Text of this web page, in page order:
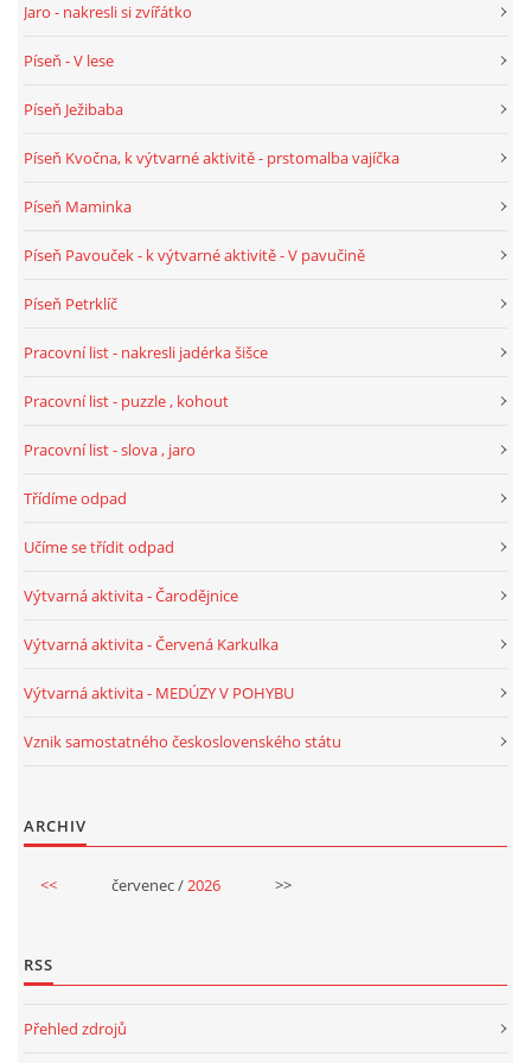
HÁDANKY K TÉMATU JARO, LÉTO, PODZIM,ZIMA
BÁSNĚ K TÉMATU JARO
PÍSNĚ K TÉMATU LÉTO
POHYBOVÉ AKTIVITY NA TÉMA LÉTO
BÁSNĚ K TÉMATU PODZIM
Jaro - nakresli si zvířátko
Píseň - V lese
Píseň Ježibaba
Píseň Kvočna, k výtvarné aktivitě - prstomalba vajíčka
Píseň Maminka
Píseň Pavouček - k výtvarné aktivitě - V pavučině
Píseň Petrklíč
Pracovní list - nakresli jadérka šišce
Pracovní list - puzzle , kohout
Pracovní list - slova , jaro
Třídíme odpad
Učíme se třídit odpad
Výtvarná aktivita - Čarodějnice
Výtvarná aktivita - Červená Karkulka
Výtvarná aktivita - MEDÚZY V POHYBU
Vznik samostatného československého státu
ARCHIV
<< červenec /2026 >>
RSS
Přehled zdrojů